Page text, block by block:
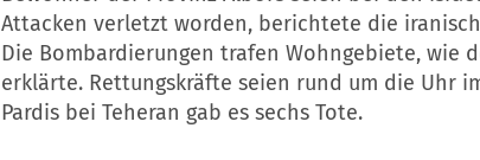
Attacken verletzt worden, berichtete die
Die Bombardierungen trafen Wohngebiete, wie
erklärte. Rettungskräfte seien rund um die Uhr
Pardis bei Teheran gab es sechs Tote.